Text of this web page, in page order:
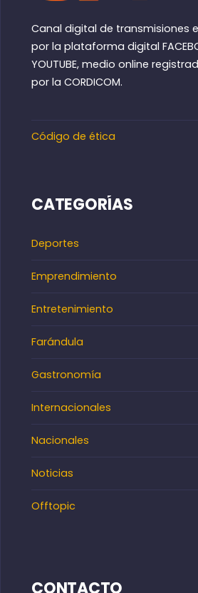
Canal digital de transmisiones
por la plataforma digital
YOUTUBE, medio online
por la CORDICOM.
Código de ética
CATEGORÍAS
Deportes
Emprendimiento
Entretenimiento
Farándula
Gastronomía
Internacionales
Nacionales
Noticias
Offtopic
CONTACTO